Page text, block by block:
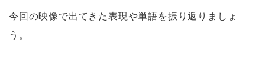
今回の映像で出てきた表現や単語を振り返りましょ
う。